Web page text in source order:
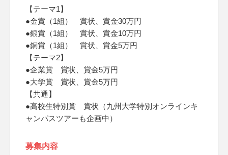
【テーマ1】
●金賞（1組） 賞状、賞金30万円
●銀賞（1組） 賞状、賞金10万円
●銅賞（1組） 賞状、賞金5万円
【テーマ2】
●企業賞 賞状、賞金5万円
●大学賞 賞状、賞金5万円
【共通】
●高校生特別賞 賞状（九州大学特別オンラインキ
ャンパスツアーも企画中）
募集内容